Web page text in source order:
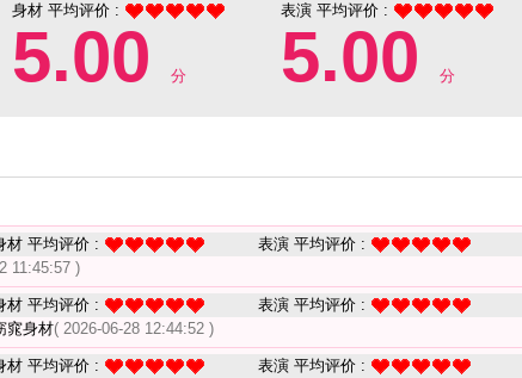
身材 平均评价 :
5.00 分
表演 平均评价 :
5.00 分
材 平均评价 : 表演 平均评价 :
11:45:57 )
材 平均评价 : 表演 平均评价 :
窕身材( 2026-06-28 12:44:52 )
材 平均评价 : 表演 平均评价 :